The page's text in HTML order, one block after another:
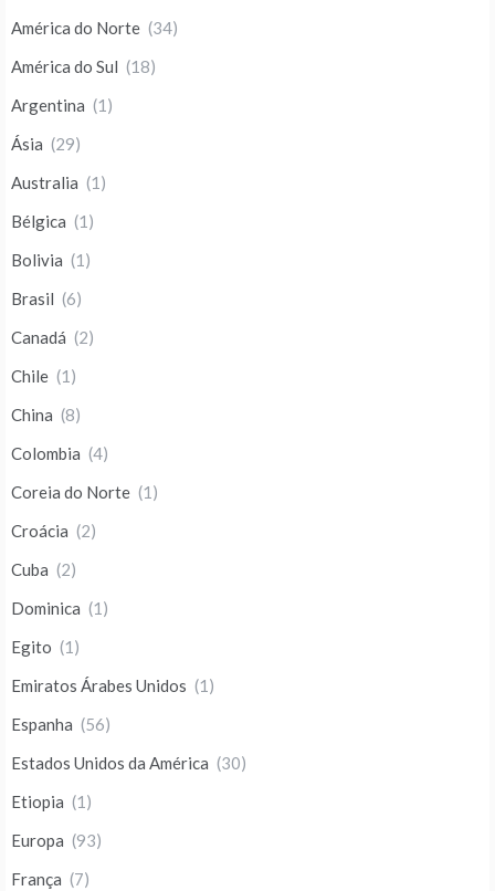
América do Norte (34)
América do Sul (18)
Argentina (1)
Ásia (29)
Australia (1)
Bélgica (1)
Bolivia (1)
Brasil (6)
Canadá (2)
Chile (1)
China (8)
Colombia (4)
Coreia do Norte (1)
Croácia (2)
Cuba (2)
Dominica (1)
Egito (1)
Emiratos Árabes Unidos (1)
Espanha (56)
Estados Unidos da América (30)
Etiopia (1)
Europa (93)
França (7)